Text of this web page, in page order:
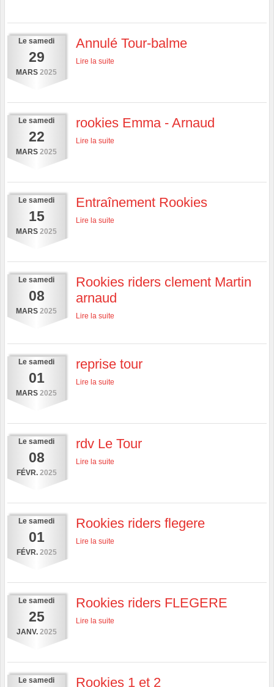
Le samedi
29
MARS 2025
Annulé Tour-balme
Lire la suite
Le samedi
22
MARS 2025
rookies Emma - Arnaud
Lire la suite
Le samedi
15
MARS 2025
Entraînement Rookies
Lire la suite
Le samedi
08
MARS 2025
Rookies riders clement Martin
arnaud
Lire la suite
Le samedi
01
MARS 2025
reprise tour
Lire la suite
Le samedi
08
FÉVR. 2025
rdv Le Tour
Lire la suite
Le samedi
01
FÉVR. 2025
Rookies riders flegere
Lire la suite
Le samedi
25
JANV. 2025
Rookies riders FLEGERE
Lire la suite
Le samedi Rookies 1 et 2